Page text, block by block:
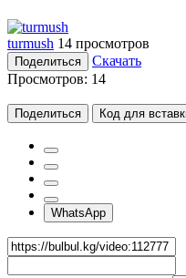
turmush 14 просмотров
Поделиться
Скачать
Просмотров: 14
Поделиться Код для
WhatsApp